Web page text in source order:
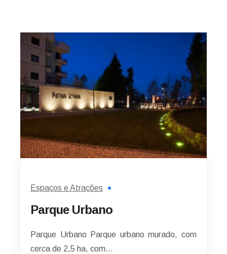
Espaços e Atrações
Parque Urbano
Parque Urbano Parque urbano murado, com
cerca de 2,5 ha, com…